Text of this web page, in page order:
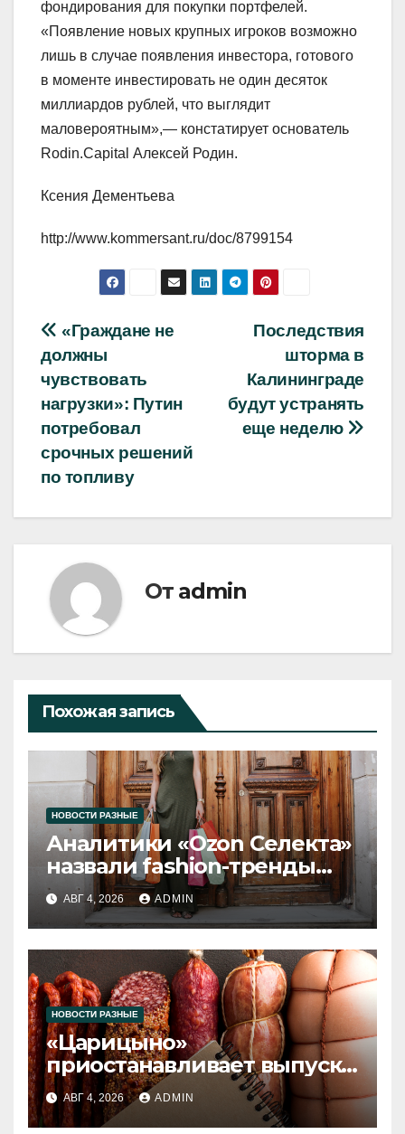
фондирования для покупки портфелей.
«Появление новых крупных игроков возможно
лишь в случае появления инвестора, готового
в моменте инвестировать не один десяток
миллиардов рублей, что выглядит
маловероятным»,— констатирует основатель
Rodin.Capital Алексей Родин.
Ксения Дементьева
http://www.kommersant.ru/doc/8799154
Навигация
по
записям
Последствия
шторма в
Калининграде
будут устранять
еще неделю
«Граждане не
должны
чувствовать
нагрузки»: Путин
потребовал
срочных решений
по топливу
От admin
Похожая запись
НОВОСТИ РАЗНЫЕ
Аналитики «Ozon Селекта»
назвали fashion-тренды
2026 года
АВГ 4, 2026 ADMIN
НОВОСТИ РАЗНЫЕ
«Царицыно»
приостанавливает выпуск
продукции
АВГ 4, 2026 ADMIN